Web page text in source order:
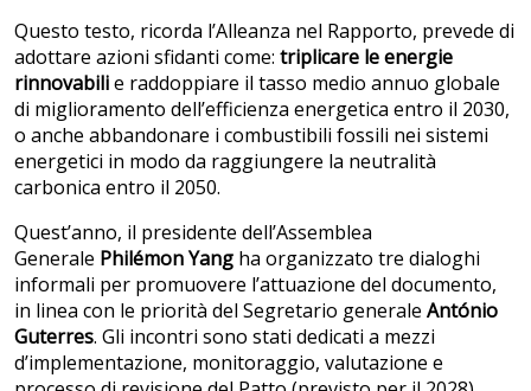
Questo testo, ricorda l’Alleanza nel Rapporto, prevede di
adottare azioni sfidanti come: triplicare le energie
rinnovabilie raddoppiare il tasso medio annuo globale
di miglioramento dell’efficienza energetica entro il 2030,
o anche abbandonare i combustibili fossili nei sistemi
energetici in modo da raggiungere la neutralità
carbonica entro il 2050.
Quest’anno, il presidente dell’Assemblea
Generale Philémon Yang ha organizzato tre dialoghi
informali per promuovere l’attuazione del documento,
in linea con le priorità del Segretario generale António
Guterres. Gli incontri sono stati dedicati a mezzi
d’implementazione, monitoraggio, valutazione e